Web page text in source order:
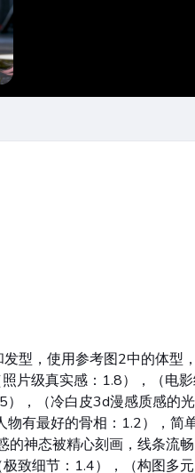
型，使用参考图2中的体型
片级真实感：1.8），（电
），（冷白皮3d漫感质感的
物有最好的骨相：1.2），简
的神态被精心刻画，线条流
致细节：1.4），（构图多